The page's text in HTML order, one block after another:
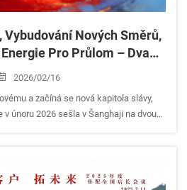
Vybudování Nových Směrů,
Pro Průlom – Dva
V Roce 2026 Úspěšně
2026/02/16
a začíná se nová kapitola slávy,
v únoru 2026 sešla v Šanghaji na dvou